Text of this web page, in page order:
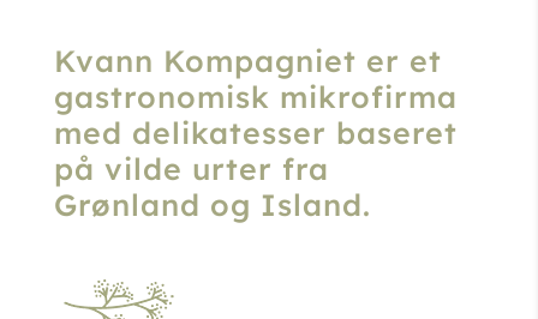
Kvann Kompagniet er et
gastronomisk mikrofirma
med delikatesser baseret
på vilde urter fra
Grønland og Island.